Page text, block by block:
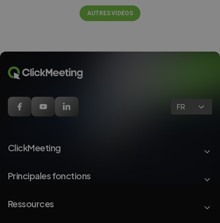
AUTRES VIDÉOS
FR
ClickMeeting
Principales fonctions
Ressources